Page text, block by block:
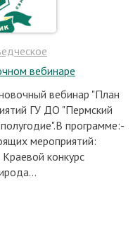
вебинаре
вебинар "План
ГУ ДО "Пермский
программе:-
мероприятий:
конкурс